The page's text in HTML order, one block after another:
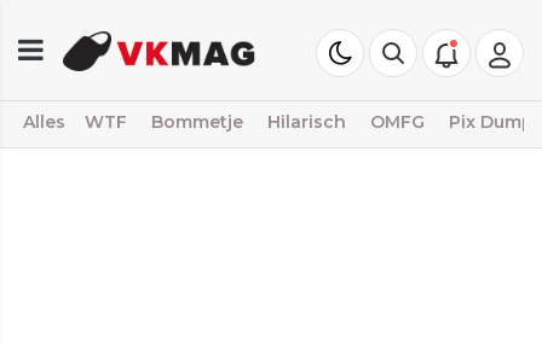
Alles WTF Bommetje Hilarisch OMFG Pix Dump